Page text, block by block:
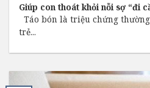
Giúp con thoát khỏi nỗi sợ “đi
Táo bón là triệu chứng
trẻ...